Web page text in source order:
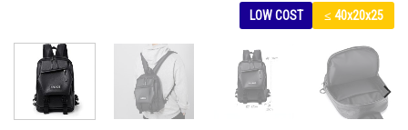
LOW COST ≤ 40x20x25